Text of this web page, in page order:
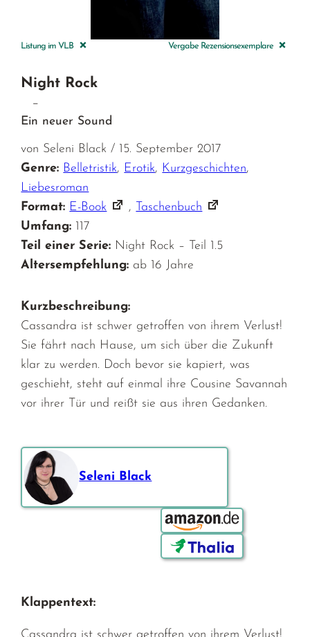
Listung im VLB Vergabe Rezensionsexemplare
Night Rock
–
Ein neuer Sound
von Seleni Black / 15. September 2017
Genre: Belletristik, Erotik, Kurzgeschichten,
Liebesroman
Format: E-Book , Taschenbuch
Umfang: 117
Teil einer Serie: Night Rock – Teil 1.5
Altersempfehlung: ab 16 Jahre
Kurzbeschreibung:
Cassandra ist schwer getroffen von ihrem Verlust!
Sie fährt nach Hause, um sich über die Zukunft
klar zu werden. Doch bevor sie kapiert, was
geschieht, steht auf einmal ihre Cousine Savannah
vor ihrer Tür und reißt sie aus ihren Gedanken.
Seleni Black
Bestellen über:
Klappentext:
Cassandra ist schwer getroffen von ihrem Verlust!